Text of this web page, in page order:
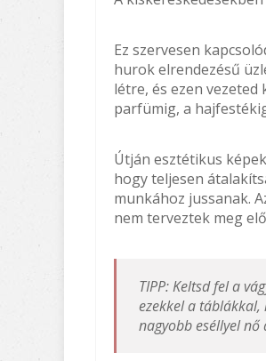
Ez szervesen
hurok elrendezésű
létre, és ezen
parfümig, a
Útján esztétikus
hogy teljesen
munkához jussanak.
nem terveztek meg
TIPP: Keltsd fel a
ezekkel a
nagyobb eséllyel nő